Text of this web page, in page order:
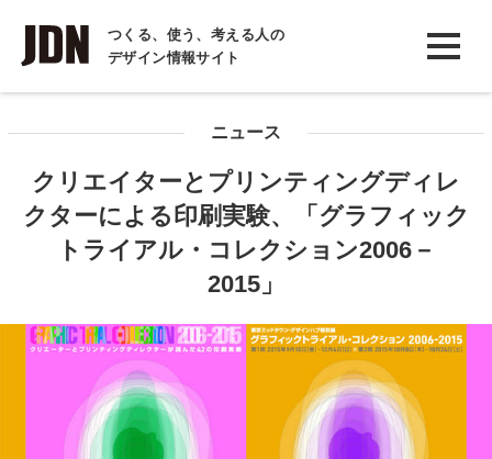
つくる、使う、考える人の
デザイン情報サイト
INTERVIEW
インタビュー
COLUMN
コラム
ニュース
クリエイターとプリンティングディレ
クターによる印刷実験、「グラフィック
トライアル・コレクション2006－
2015」